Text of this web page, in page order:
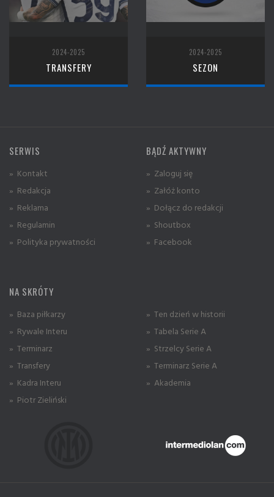
2024-2025
TRANSFERY
2024-2025
SEZON
SERWIS
» Kontakt
» Redakcja
» Reklama
» Regulamin
» Polityka prywatności
BĄDŹ AKTYWNY
» Zaloguj się
» Załóż konto
» Dołącz do redakcji
» Shoutbox
» Facebook
NA SKRÓTY
» Baza piłkarzy
» Rywale Interu
» Terminarz
» Transfery
» Kadra Interu
» Piotr Zieliński
» Ten dzień w historii
» Tabela Serie A
» Strzelcy Serie A
» Terminarz Serie A
» Akademia